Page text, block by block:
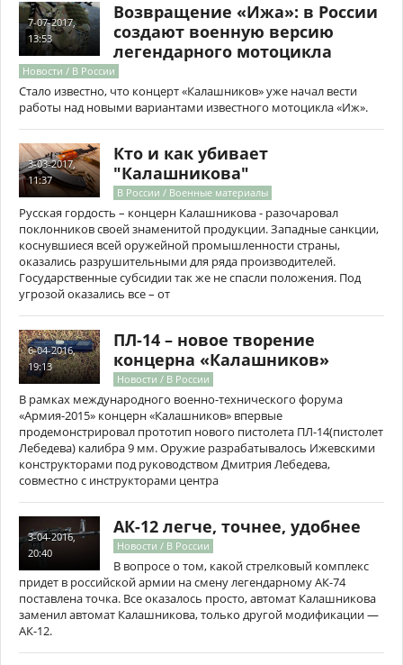
7-07-2017,
13:53
Возвращение «Ижа»: в России
создают военную версию
легендарного мотоцикла
Новости / В России
Стало известно, что концерт «Калашников» уже начал вести
работы над новыми вариантами известного мотоцикла «Иж».
3-03-2017,
11:37
Кто и как убивает
"Калашникова"
В России / Военные материалы
Русская гордость – концерн Калашникова - разочаровал
поклонников своей знаменитой продукции. Западные санкции,
коснувшиеся всей оружейной промышленности страны,
оказались разрушительными для ряда производителей.
Государственные субсидии так же не спасли положения. Под
угрозой оказались все – от
6-04-2016,
19:13
ПЛ-14 – новое творение
концерна «Калашников»
Новости / В России
В рамках международного военно-технического форума
«Армия-2015» концерн «Калашников» впервые
продемонстрировал прототип нового пистолета ПЛ-14(пистолет
Лебедева) калибра 9 мм. Оружие разрабатывалось Ижевскими
конструкторами под руководством Дмитрия Лебедева,
совместно с инструкторами центра
3-04-2016,
20:40
АК-12 легче, точнее, удобнее
Новости / В России
В вопросе о том, какой стрелковый комплекс
придет в российской армии на смену легендарному АК-74
поставлена точка. Все оказалось просто, автомат Калашникова
заменил автомат Калашникова, только другой модификации —
АК-12.